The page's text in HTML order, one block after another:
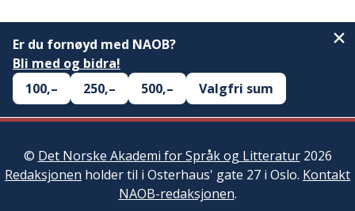
Er du fornøyd med NAOB?
Bli med og bidra!
100,–
250,– 500,– Valgfri sum
© Det Norske Akademi for Språk og Litteratur2026
Redaksjonen holder til i Osterhaus' gate 27 i Oslo. Kontakt
NAOB-redaksjonen.